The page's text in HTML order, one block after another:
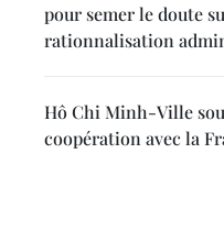
pour semer le doute
rationnalisation
Hô Chi Minh-Ville
coopération avec la